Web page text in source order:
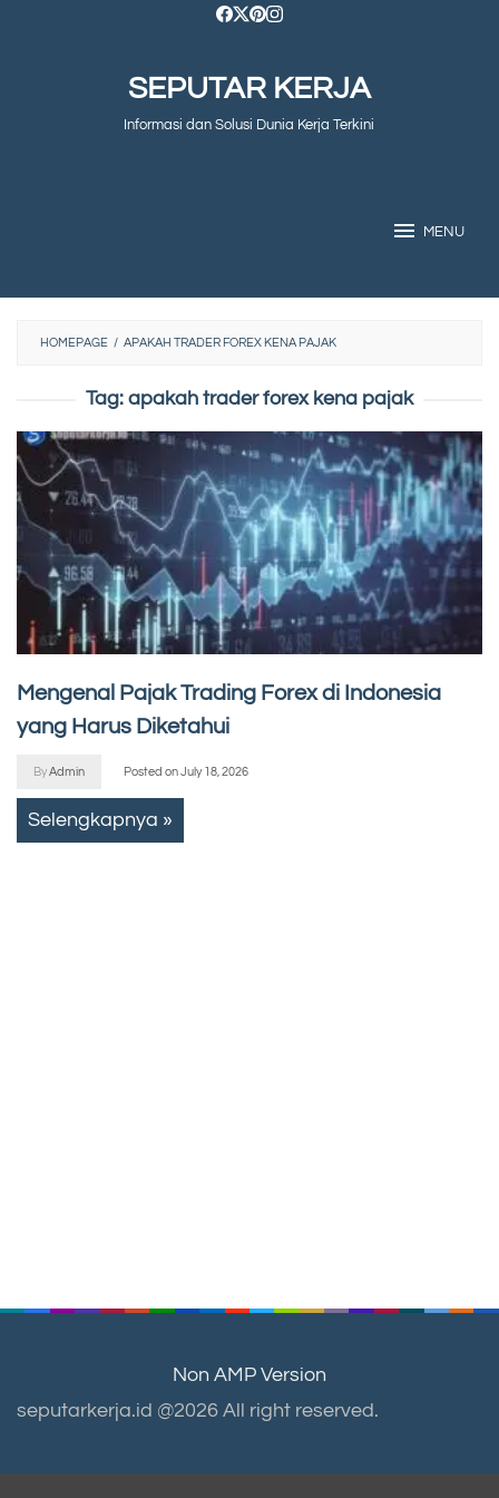
SEPUTAR KERJA
Informasi dan Solusi Dunia Kerja Terkini
MENU
HOMEPAGE / APAKAH TRADER FOREX KENA PAJAK
Tag: apakah trader forex kena pajak
Mengenal Pajak Trading Forex di Indonesia
yang Harus Diketahui
ByAdmin Posted onJuly 18, 2026
Selengkapnya »
Non AMP Version
seputarkerja.id @2026 All right reserved.